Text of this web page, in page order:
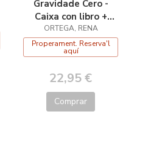
Gravidade Cero -
Caixa con libro +
quebracabezas
ORTEGA, RENA
Properament. Reserva'l
aquí
22,95 €
Comprar